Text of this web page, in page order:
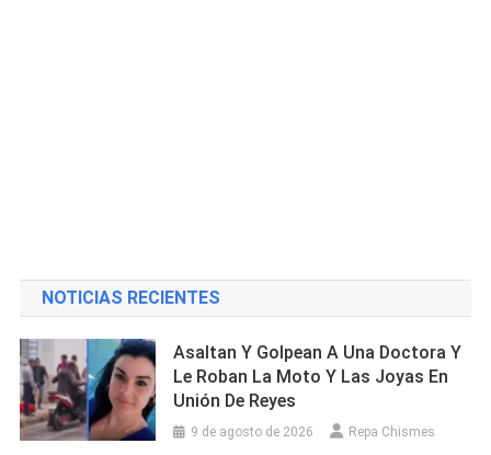
NOTICIAS RECIENTES
Asaltan Y Golpean A Una Doctora Y
Le Roban La Moto Y Las Joyas En
Unión De Reyes
9 de agosto de 2026 Repa Chismes